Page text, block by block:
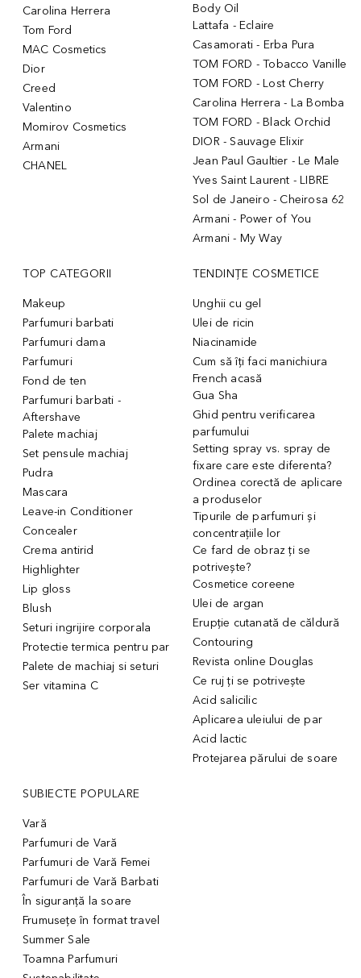
Carolina Herrera
Tom Ford
MAC Cosmetics
Dior
Creed
Valentino
Momirov Cosmetics
Armani
CHANEL
Body Oil
Lattafa - Eclaire
Casamorati - Erba Pura
TOM FORD - Tobacco Vanille
TOM FORD - Lost Cherry
Carolina Herrera - La Bomba
TOM FORD - Black Orchid
DIOR - Sauvage Elixir
Jean Paul Gaultier - Le Male
Yves Saint Laurent - LIBRE
Sol de Janeiro - Cheirosa 62
Armani - Power of You
Armani - My Way
TOP CATEGORII
Makeup
Parfumuri barbati
Parfumuri dama
Parfumuri
Fond de ten
Parfumuri barbati -
Aftershave
Palete machiaj
Set pensule machiaj
Pudra
Mascara
Leave-in Conditioner
Concealer
Crema antirid
Highlighter
Lip gloss
Blush
Seturi ingrijire corporala
Protectie termica pentru par
Palete de machiaj si seturi
Ser vitamina C
TENDINȚE COSMETICE
Unghii cu gel
Ulei de ricin
Niacinamide
Cum să îți faci manichiura
French acasă
Gua Sha
Ghid pentru verificarea
parfumului
Setting spray vs. spray de
fixare care este diferenta?
Ordinea corectă de aplicare
a produselor
Tipurile de parfumuri și
concentrațiile lor
Ce fard de obraz ți se
potrivește?
Cosmetice coreene
Ulei de argan
Erupție cutanată de căldură
Contouring
Revista online Douglas
Ce ruj ți se potrivește
Acid salicilic
Aplicarea uleiului de par
Acid lactic
Protejarea părului de soare
SUBIECTE POPULARE
Vară
Parfumuri de Vară
Parfumuri de Vară Femei
Parfumuri de Vară Barbati
În siguranță la soare
Frumusețe în format travel
Summer Sale
Toamna Parfumuri